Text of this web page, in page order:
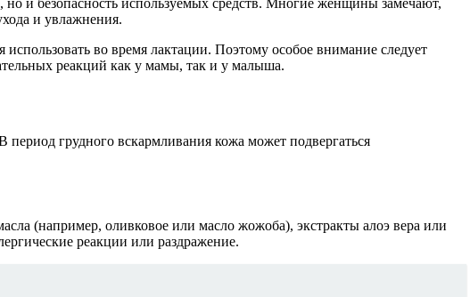
и увлажнения.
во время лактации. Поэтому особое внимание следует
реакций как у мамы, так и у малыша.
грудного вскармливания кожа может подвергаться
(например, оливковое или масло жожоба), экстракты алоэ вера или
реакции или раздражение.